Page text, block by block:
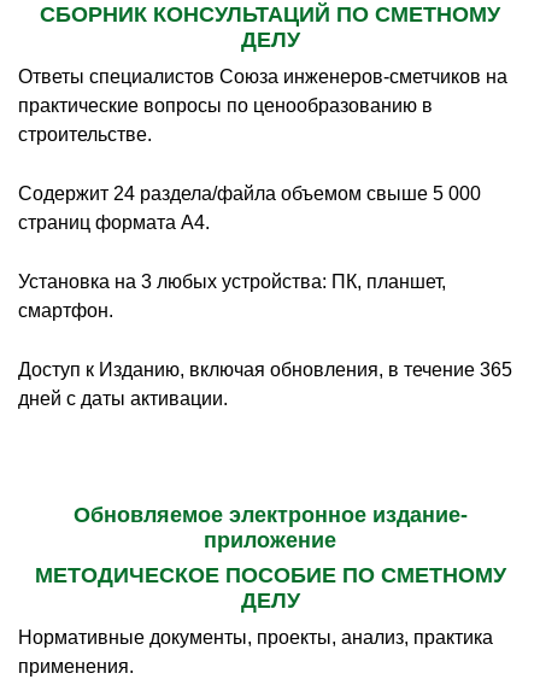
СБОРНИК КОНСУЛЬТАЦИЙ ПО СМЕТНОМУ
ДЕЛУ
Ответы специалистов Союза инженеров-сметчиков на
практические вопросы по ценообразованию в
строительстве.
Содержит 24 раздела/файла объемом свыше 5 000
страниц формата А4.
Установка на 3 любых устройства: ПК, планшет,
смартфон.
Доступ к Изданию, включая обновления, в течение 365
дней с даты активации.
Обновляемое электронное издание-
приложение
МЕТОДИЧЕСКОЕ ПОСОБИЕ ПО СМЕТНОМУ
ДЕЛУ
Нормативные документы, проекты, анализ, практика
применения.